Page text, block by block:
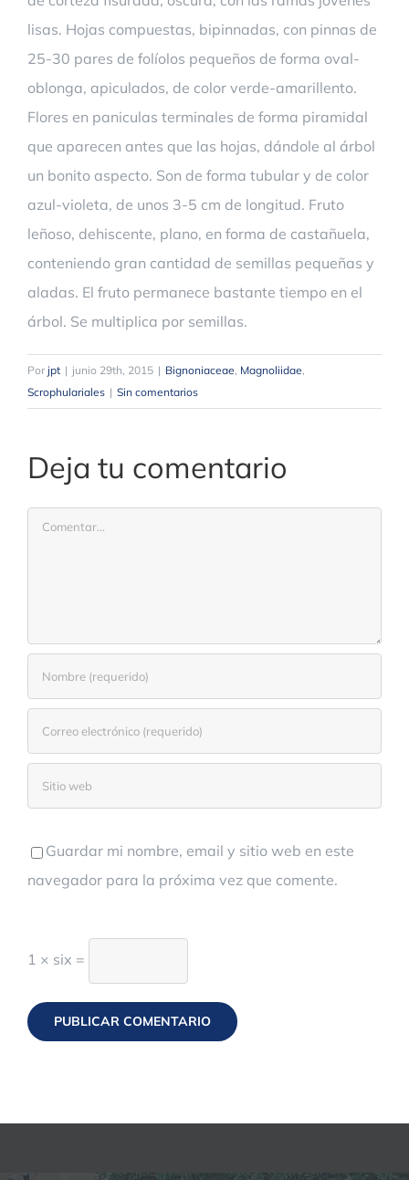
lisas. Hojas compuestas, bipinnadas, con pinnas de
25-30 pares de folíolos pequeños de forma oval-
oblonga, apiculados, de color verde-amarillento.
Flores en paniculas terminales de forma piramidal
que aparecen antes que las hojas, dándole al árbol
un bonito aspecto. Son de forma tubular y de color
azul-violeta, de unos 3-5 cm de longitud. Fruto
leñoso, dehiscente, plano, en forma de castañuela,
conteniendo gran cantidad de semillas pequeñas y
aladas. El fruto permanece bastante tiempo en el
árbol. Se multiplica por semillas.
Por jpt | junio 29th, 2015 | Bignoniaceae, Magnoliidae,
Scrophulariales | Sin comentarios
Deja tu comentario
Comentar
Guardar mi nombre, email y sitio web en este
navegador para la próxima vez que comente.
1 × six =